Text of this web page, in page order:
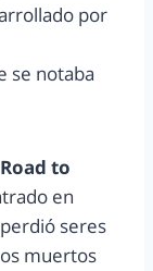
por
se notaba
to
en
seres
muertos